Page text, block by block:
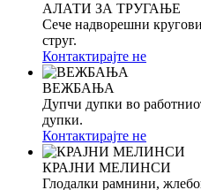
АЛАТИ ЗА ТРУГАЊЕ
Сече надворешни
струг.
Контактирајте не
ВЕЖБАЊА
Дупчи дупки во
дупки.
Контактирајте не
КРАЈНИ МЕЛИНСИ
Глодалки рамнини,